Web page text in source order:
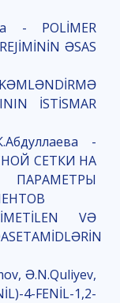
- POLİMER
ƏSAS
İSTİSMAR
-
СЕТКИ НА
VƏ
Ə.N.Quliyev,
4-FENİL-1,2-